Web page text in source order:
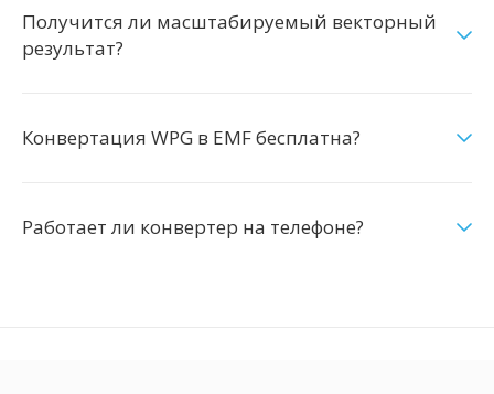
Получится ли масштабируемый векторный
результат?
Конвертация WPG в EMF бесплатна?
Работает ли конвертер на телефоне?